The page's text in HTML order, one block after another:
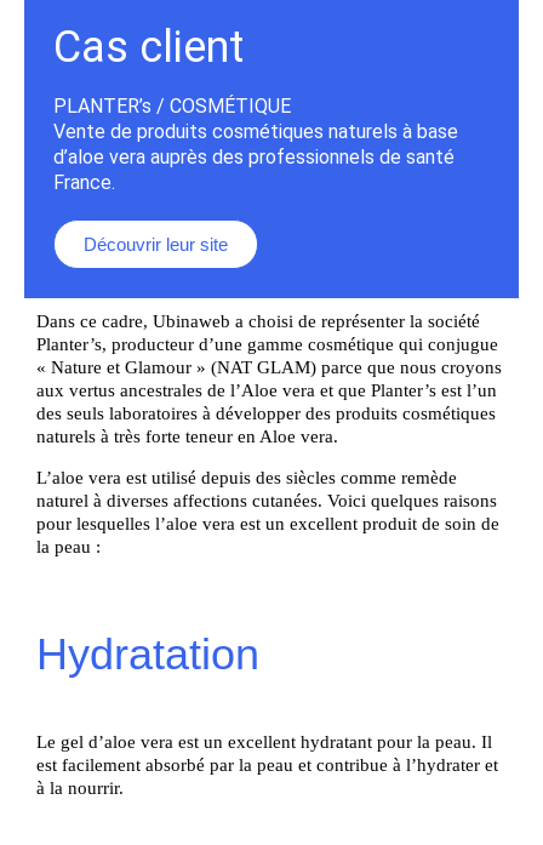
Cas client
PLANTER’s / COSMÉTIQUE
Vente de produits cosmétiques naturels à base
d’aloe vera auprès des professionnels de santé
France.
Découvrir leur site
Dans ce cadre, Ubinaweb a choisi de représenter la société
Planter’s, producteur d’une gamme cosmétique qui conjugue
« Nature et Glamour » (NAT GLAM) parce que nous croyons
aux vertus ancestrales de l’Aloe vera et que Planter’s est l’un
des seuls laboratoires à développer des produits cosmétiques
naturels à très forte teneur en Aloe vera.
L’aloe vera est utilisé depuis des siècles comme remède
naturel à diverses affections cutanées. Voici quelques raisons
pour lesquelles l’aloe vera est un excellent produit de soin de
la peau :
Hydratation
Le gel d’aloe vera est un excellent hydratant pour la peau. Il
est facilement absorbé par la peau et contribue à l’hydrater et
à la nourrir.